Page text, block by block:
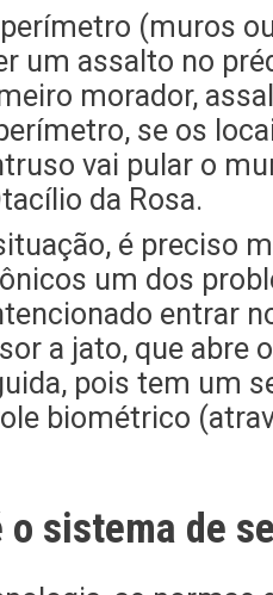
(muros
um assalto no
morador,
se os
vai pular o
da Rosa.
é preciso
um dos
entrar
a jato, que abre
pois tem um
biométrico
sistema de